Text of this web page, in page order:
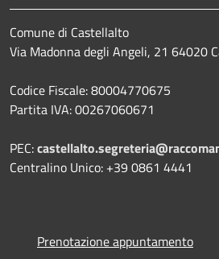
Comune di Castellalto
Via Madonna degli Angeli, 21 64020
Codice Fiscale: 80004770675
Partita IVA: 00267060671
PEC:
Centralino Unico: +39 0861 4441
Prenotazione appuntamento